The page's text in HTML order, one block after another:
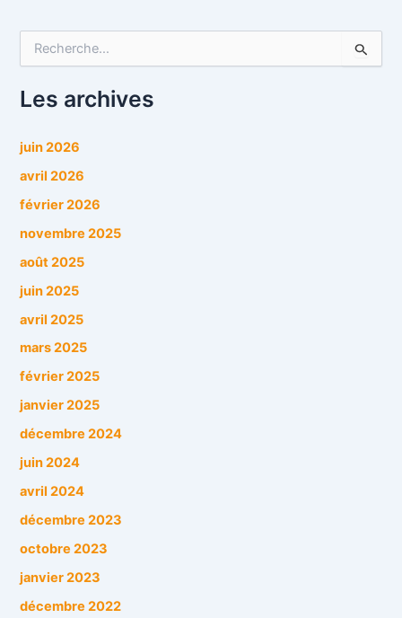
h
e
c
e
r
:
Les archives
juin 2026
avril 2026
février 2026
novembre 2025
août 2025
juin 2025
avril 2025
mars 2025
février 2025
janvier 2025
décembre 2024
juin 2024
avril 2024
décembre 2023
octobre 2023
janvier 2023
décembre 2022